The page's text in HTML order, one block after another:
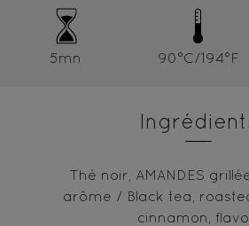
5mn 90°C/194°F
Thé noir, AMANDES
arôme / Black tea,
cinnamon,